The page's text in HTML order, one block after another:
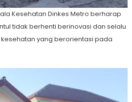
Kesehatan Dinkes Metro berharap
tidak berhenti berinovasi dan selalu
yang berorientasi pada